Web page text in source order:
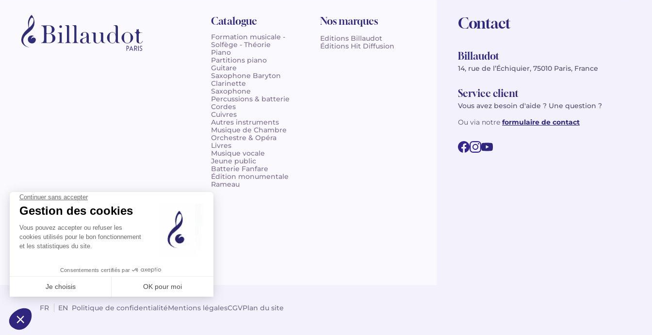
Catalogue
Formation musicale -
Solfège - Théorie
Piano
Partitions piano
Guitare
Saxophone Baryton
Clarinette
Saxophone
Percussions & batterie
Cordes
Cuivres
Autres instruments
Musique de Chambre
Orchestre & Opéra
Livres
Musique vocale
Jeune public
Batterie Fanfare
Édition monumentale
Rameau
Nos marques
Editions Billaudot
Éditions Hit Diffusion
Contact
Billaudot
14, rue de l’Échiquier, 75010 Paris, France
Service client
Vous avez besoin d'aide ? Une question ?
Ou via notre formulaire de contact
FR EN Politique de confidentialitéMentions légalesCGVPlan du site
© 2026 Billaudot Paris. Tous droits réservés